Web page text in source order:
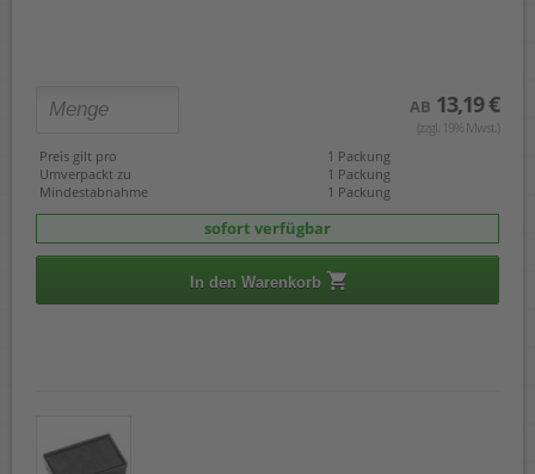
AB 13,19 €
(zzgl. 19% Mwst.)
Preis gilt pro
1 Packung
Umverpackt zu
1 Packung
Mindestabnahme
1 Packung
sofort verfügbar
In den Warenkorb